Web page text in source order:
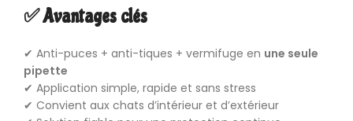
✅ Avantages clés
✔ Anti-puces + anti-tiques + vermifuge en une seule
pipette
✔ Application simple, rapide et sans stress
✔ Convient aux chats d’intérieur et d’extérieur